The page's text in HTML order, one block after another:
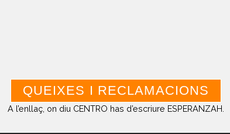
A l’enllaç, on diu CENTRO has d’escriure ESPERANZAH.